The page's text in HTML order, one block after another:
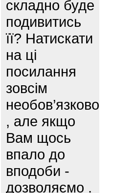
складно буде
подивитись
її? Натискати
на ці
посилання
зовсім
необов’язково
, але якщо
Вам щось
впало до
вподоби -
дозволяємо .